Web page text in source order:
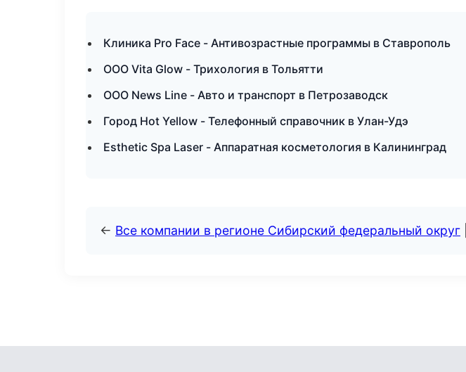
Клиника Pro Face - Антивозрастные программы в Ставрополь
ООО Vita Glow - Трихология в Тольятти
ООО News Line - Авто и транспорт в Петрозаводск
Город Hot Yellow - Телефонный справочник в Улан-Удэ
Esthetic Spa Laser - Аппаратная косметология в Калининград
← Все компании в регионе Сибирский федеральный округ